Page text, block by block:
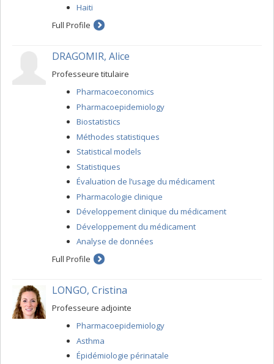
Haiti
Full Profile
DRAGOMIR, Alice
Professeure titulaire
Pharmacoeconomics
Pharmacoepidemiology
Biostatistics
Méthodes statistiques
Statistical models
Statistiques
Évaluation de l’usage du médicament
Pharmacologie clinique
Développement clinique du médicament
Développement du médicament
Analyse de données
Full Profile
LONGO, Cristina
Professeure adjointe
Pharmacoepidemiology
Asthma
Épidémiologie périnatale